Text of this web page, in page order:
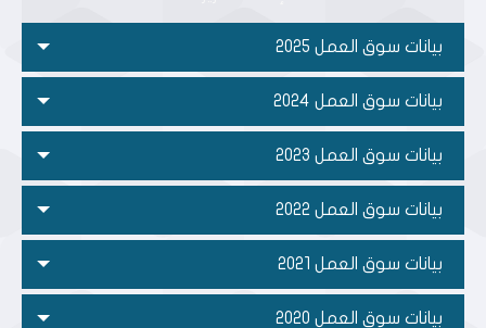
بيانات سوق العمل 2025
بيانات سوق العمل 2024
بيانات سوق العمل 2023
بيانات سوق العمل 2022
بيانات سوق العمل 2021
بيانات سوق العمل 2020